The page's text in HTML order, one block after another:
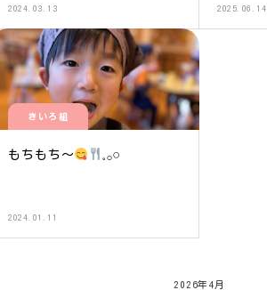
2024.03.13 2025.06.14
きいろ組
もちもち〜 𓈒𓂂𓏸
2024.01.11
2026年4月